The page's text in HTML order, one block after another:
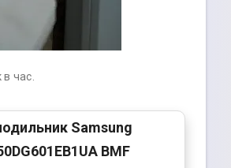
час.
Samsung
BMF